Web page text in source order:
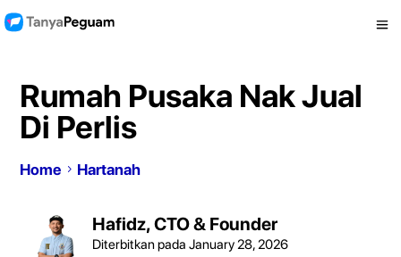
Rumah Pusaka Nak Jual
Di Perlis
Home Hartanah
Hafidz, CTO & Founder
Diterbitkan pada January 28, 2026